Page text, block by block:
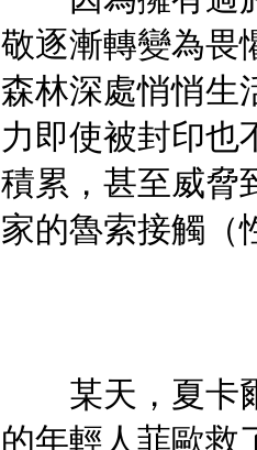
敬逐漸轉變為畏
森林深處悄悄生
力即使被封印也
積累，甚至威脅
家的魯索接觸（
某天，夏卡爾
的年輕人菲歐救